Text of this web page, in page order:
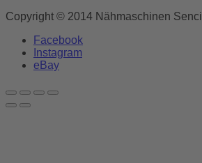
Copyright © 2014 Nähmaschinen Senci
Facebook
Instagram
eBay